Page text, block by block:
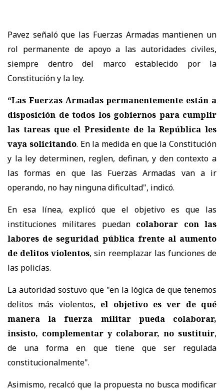
Pavez señaló que las Fuerzas Armadas mantienen un
rol permanente de apoyo a las autoridades civiles,
siempre dentro del marco establecido por la
Constitución y la ley.
“Las Fuerzas Armadas permanentemente están a
disposición de todos los gobiernos para cumplir
las tareas que el Presidente de la República les
vaya solicitando. En la medida en que la Constitución
y la ley determinen, reglen, definan, y den contexto a
las formas en que las Fuerzas Armadas van a ir
operando, no hay ninguna dificultad", indicó.
En esa línea, explicó que el objetivo es que las
instituciones militares puedan colaborar con las
labores de seguridad pública frente al aumento
de delitos violentos, sin reemplazar las funciones de
las policías.
La autoridad sostuvo que "en la lógica de que tenemos
delitos más violentos, el objetivo es ver de qué
manera la fuerza militar pueda colaborar,
insisto, complementar y colaborar, no sustituir,
de una forma en que tiene que ser regulada
constitucionalmente".
Asimismo, recalcó que la propuesta no busca modificar